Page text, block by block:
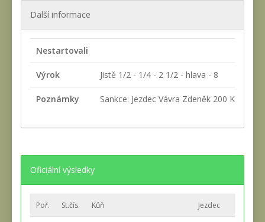
Další informace
Nestartovali
Výrok Jistě 1/2 - 1/4 - 2 1/2 - hlava - 8
Poznámky Sankce: Jezdec Vávra Zdeněk 200 Kč za
Oficiální výsledky
Poř. St.čís. Kůň Jezdec